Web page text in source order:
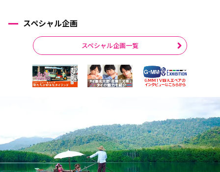
スペシャル企画
スペシャル企画一覧